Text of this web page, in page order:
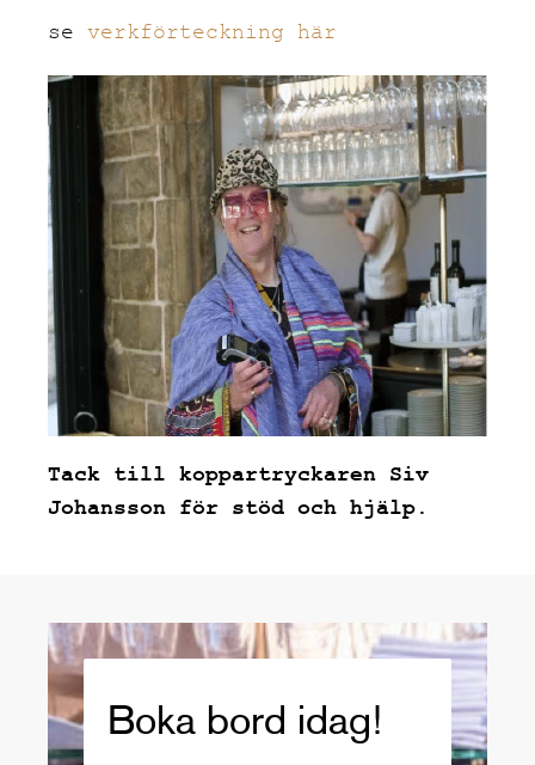
se verkförteckning här
Tack till koppartryckaren Siv
Johansson för stöd och hjälp.
Boka bord idag!